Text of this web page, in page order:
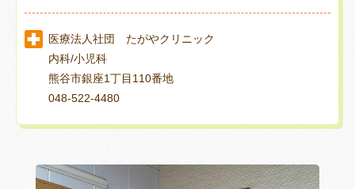
医療法人社団 たがやクリニック
内科/小児科
熊谷市銀座1丁目110番地
048-522-4480